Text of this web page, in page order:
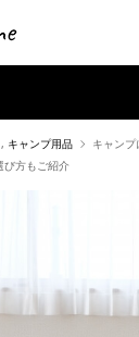
, キャンプ用品
キャンプ
び方もご紹介